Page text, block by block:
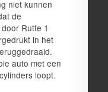
niet kunnen
de
Rutte 1
in het
auto met een
loopt.